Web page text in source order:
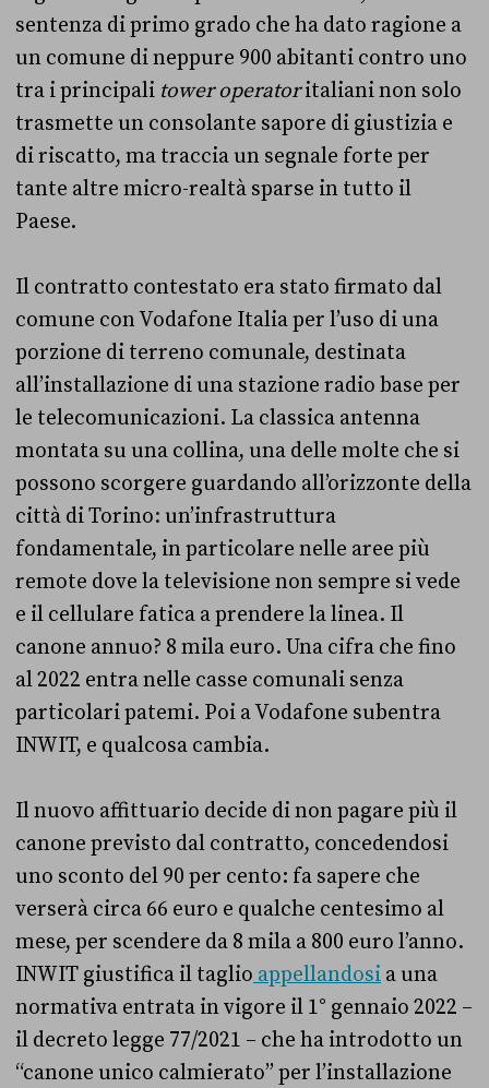
sentenza di primo grado che ha dato ragione a
un comune di neppure 900 abitanti contro uno
tra i principali tower operatoritaliani non solo
trasmette un consolante sapore di giustizia e
di riscatto, ma traccia un segnale forte per
tante altre micro-realtà sparse in tutto il
Paese.
Il contratto contestato era stato firmato dal
comune con Vodafone Italia per l’uso di una
porzione di terreno comunale, destinata
all’installazione di una stazione radio base per
le telecomunicazioni. La classica antenna
montata su una collina, una delle molte che si
possono scorgere guardando all’orizzonte della
città di Torino: un’infrastruttura
fondamentale, in particolare nelle aree più
remote dove la televisione non sempre si vede
e il cellulare fatica a prendere la linea. Il
canone annuo? 8 mila euro. Una cifra che fino
al 2022 entra nelle casse comunali senza
particolari patemi. Poi a Vodafone subentra
INWIT, e qualcosa cambia.
Il nuovo affittuario decide di non pagare più il
canone previsto dal contratto, concedendosi
uno sconto del 90 per cento: fa sapere che
verserà circa 66 euro e qualche centesimo al
mese, per scendere da 8 mila a 800 euro l’anno.
INWIT giustifica il taglio appellandosi a una
normativa entrata in vigore il 1° gennaio 2022 –
il decreto legge 77/2021 – che ha introdotto un
“canone unico calmierato” per l’installazione